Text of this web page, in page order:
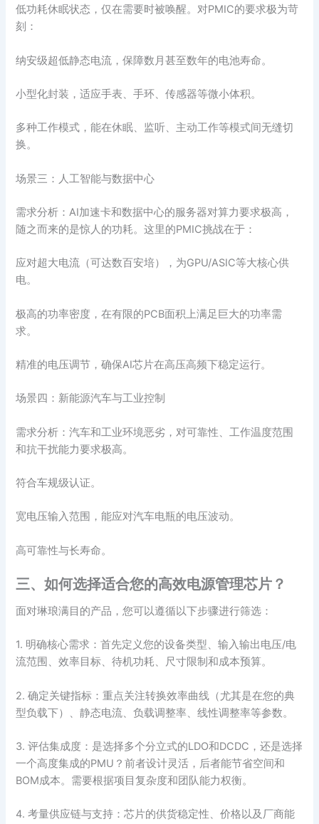
低功耗休眠状态，仅在需要时被唤醒。对PMIC的要求极为苛
刻：
纳安级超低静态电流，保障数月甚至数年的电池寿命。
小型化封装，适应手表、手环、传感器等微小体积。
多种工作模式，能在休眠、监听、主动工作等模式间无缝切
换。
场景三：人工智能与数据中心
需求分析：AI加速卡和数据中心的服务器对算力要求极高，
随之而来的是惊人的功耗。这里的PMIC挑战在于：
应对超大电流（可达数百安培），为GPU/ASIC等大核心供
电。
极高的功率密度，在有限的PCB面积上满足巨大的功率需
求。
精准的电压调节，确保AI芯片在高压高频下稳定运行。
场景四：新能源汽车与工业控制
需求分析：汽车和工业环境恶劣，对可靠性、工作温度范围
和抗干扰能力要求极高。
符合车规级认证。
宽电压输入范围，能应对汽车电瓶的电压波动。
高可靠性与长寿命。
三、如何选择适合您的高效电源管理芯片？
面对琳琅满目的产品，您可以遵循以下步骤进行筛选：
1. 明确核心需求：首先定义您的设备类型、输入输出电压/电
流范围、效率目标、待机功耗、尺寸限制和成本预算。
2. 确定关键指标：重点关注转换效率曲线（尤其是在您的典
型负载下）、静态电流、负载调整率、线性调整率等参数。
3. 评估集成度：是选择多个分立式的LDO和DCDC，还是选择
一个高度集成的PMU？前者设计灵活，后者能节省空间和
BOM成本。需要根据项目复杂度和团队能力权衡。
4. 考量供应链与支持：芯片的供货稳定性、价格以及厂商能